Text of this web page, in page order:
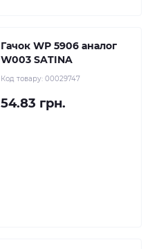
Гачок WР 5906 аналог
W003 SATINA
Код товару: 00029747
54.83 грн.